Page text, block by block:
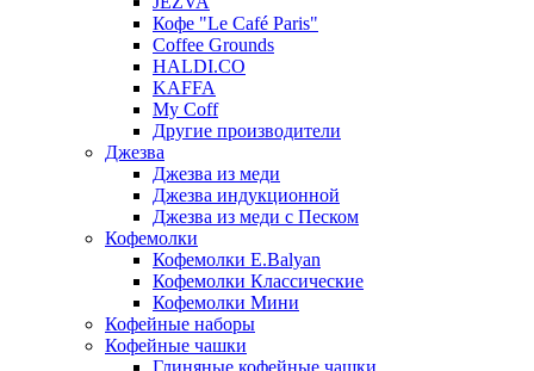
Кофе "Le Café Paris"
Coffee Grounds
HALDI.CO
KAFFA
My Coff
Другие производители
Джезва
Джезва из меди
Джезва индукционной
Джезва из меди с Песком
Кофемолки
Кофемолки E.Balyan
Кофемолки Классические
Кофемолки Мини
Кофейные наборы
Кофейные чашки
Глиняные кофейные чашки